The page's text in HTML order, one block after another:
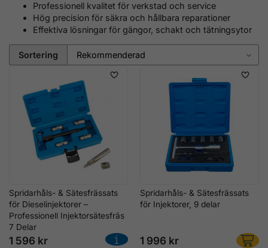
Professionell kvalitet för verkstad och service
Hög precision för säkra och hållbara reparationer
Effektiva lösningar för gängor, schakt och tätningsytor
Sortering
Spridarhåls- & Sätesfrässats
för Dieselinjektorer –
Professionell Injektorsätesfräs
7 Delar
1 596 kr
Spridarhåls- & Sätesfrässats
för Injektorer, 9 delar
1 996 kr